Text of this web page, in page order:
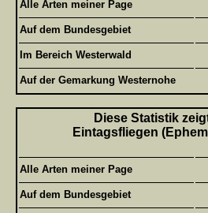
Alle Arten meiner Page
Auf dem Bundesgebiet
Im Bereich Westerwald
Auf der Gemarkung Westernohe
Diese Statistik
Eintagsfliegen
Alle Arten meiner Page
Auf dem Bundesgebiet